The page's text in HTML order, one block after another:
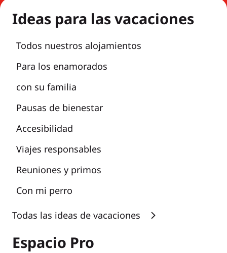
Ideas para las vacaciones
Todos nuestros alojamientos
Para los enamorados
con su familia
Pausas de bienestar
Accesibilidad
Viajes responsables
Reuniones y primos
Con mi perro
Todas las ideas de vacaciones
Espacio Pro